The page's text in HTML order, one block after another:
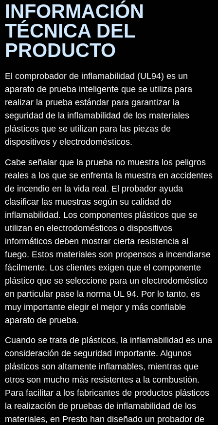
INFORMACIÓN
TÉCNICA DEL
PRODUCTO
El comprobador de inflamabilidad (UL94) es un
aparato de prueba inteligente que se utiliza para
realizar la prueba estándar para garantizar la
seguridad de la inflamabilidad de los materiales
plásticos que se utilizan para las piezas de
dispositivos y electrodomésticos.
Cabe señalar que la prueba no muestra los peligros
reales a los que se enfrenta la muestra en accidentes
de incendio en la vida real. El probador ayuda
clasificar las muestras según su calidad de
inflamabilidad. Los componentes plásticos que se
utilizan en electrodomésticos o dispositivos
informáticos deben mostrar cierta resistencia al
fuego. Estos materiales son propensos a incendiarse
fácilmente. Los clientes exigen que el componente
plástico que se seleccione para un electrodoméstico
en particular pase la norma UL 94. Por lo tanto, es
muy importante elegir el mejor y más confiable
aparato de prueba.
Cuando se trata de plásticos, la inflamabilidad es una
consideración de seguridad importante. Algunos
plásticos son altamente inflamables, mientras que
otros son mucho más resistentes a la combustión.
Para facilitar a los fabricantes de productos plásticos
la realización de pruebas de inflamabilidad de los
materiales, en Presto han diseñado un probador de